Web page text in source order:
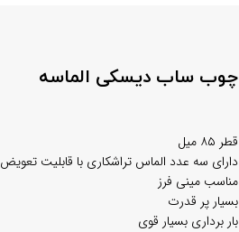
چوب ساب دیسکی الماسه
قطر ۸۵ میل
دارای سه عدد الماس تراشکاری با قابلیت تعویض
مناسب مینی فرز
بسیار پر قدرت
بار برداری بسیار قوی